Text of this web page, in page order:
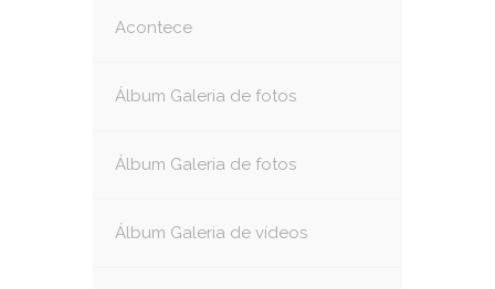
Acontece
Álbum Galeria de fotos
Álbum Galeria de fotos
Álbum Galeria de vídeos